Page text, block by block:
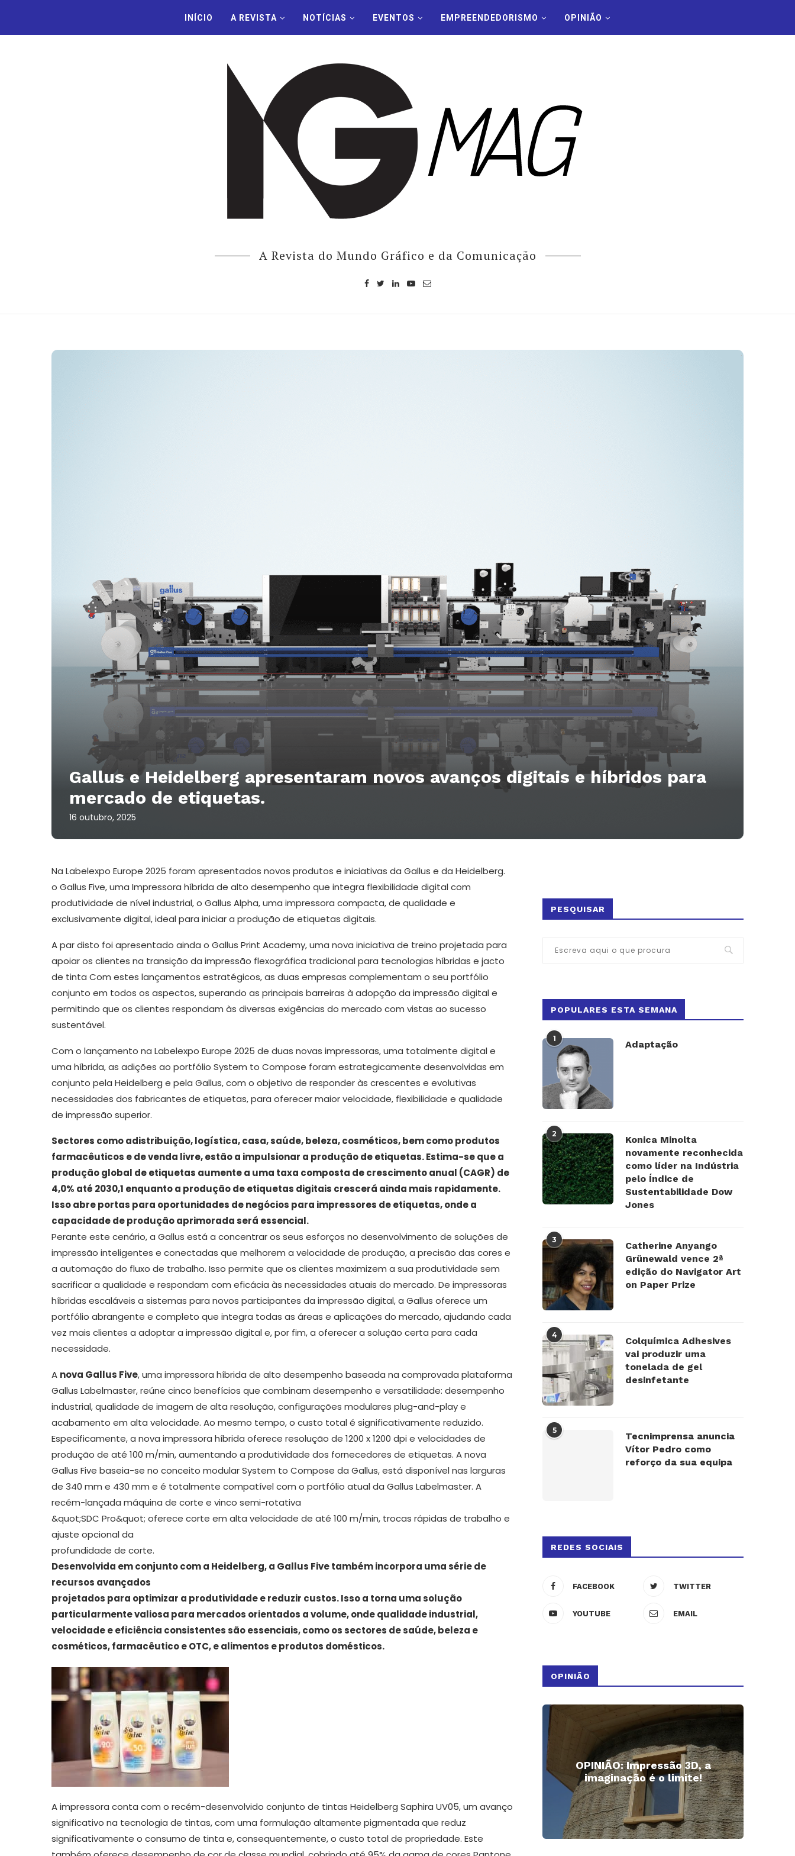
INÍCIO A REVISTA NOTÍCIAS EVENTOS EMPREENDEDORISMO OPINIÃO
A Revista do Mundo Gráfico e da Comunicação
Gallus e Heidelberg apresentaram novos avanços digitais e híbridos para
mercado de etiquetas.
16 outubro, 2025
Na Labelexpo Europe 2025 foram apresentados novos produtos e iniciativas da Gallus e da Heidelberg.
o Gallus Five, uma Impressora híbrida de alto desempenho que integra flexibilidade digital com
produtividade de nível industrial, o Gallus Alpha, uma impressora compacta, de qualidade e
exclusivamente digital, ideal para iniciar a produção de etiquetas digitais.
A par disto foi apresentado ainda o Gallus Print Academy, uma nova iniciativa de treino projetada para
apoiar os clientes na transição da impressão flexográfica tradicional para tecnologias híbridas e jacto
de tinta Com estes lançamentos estratégicos, as duas empresas complementam o seu portfólio
conjunto em todos os aspectos, superando as principais barreiras à adopção da impressão digital e
permitindo que os clientes respondam às diversas exigências do mercado com vistas ao sucesso
sustentável.
Com o lançamento na Labelexpo Europe 2025 de duas novas impressoras, uma totalmente digital e
uma híbrida, as adições ao portfólio System to Compose foram estrategicamente desenvolvidas em
conjunto pela Heidelberg e pela Gallus, com o objetivo de responder às crescentes e evolutivas
necessidades dos fabricantes de etiquetas, para oferecer maior velocidade, flexibilidade e qualidade
de impressão superior.
Sectores como adistribuição, logística, casa, saúde, beleza, cosméticos, bem como produtos
farmacêuticos e de venda livre, estão a impulsionar a produção de etiquetas. Estima-se que a
produção global de etiquetas aumente a uma taxa composta de crescimento anual (CAGR) de
4,0% até 2030,1 enquanto a produção de etiquetas digitais crescerá ainda mais rapidamente.
Isso abre portas para oportunidades de negócios para impressores deetiquetas, onde a
capacidade de produção aprimorada será essencial.
Perante este cenário, a Gallus está a concentrar os seus esforços no desenvolvimento de soluções de
impressão inteligentes e conectadas que melhorem a velocidade de produção, a precisão das cores e
a automação do fluxo de trabalho. Isso permite que os clientes maximizem a sua produtividade sem
sacrificar a qualidade e respondam com eficácia às necessidades atuais do mercado. De impressoras
híbridas escaláveis a sistemas para novos participantes da impressão digital, a Gallus oferece um
portfólio abrangente e completo que integra todas as áreas e aplicações do mercado, ajudando cada
vez mais clientes a adoptar a impressão digital e, por fim, a oferecer a solução certa para cada
necessidade.
A nova Gallus Five, uma impressora híbrida de alto desempenho baseada na comprovada plataforma
Gallus Labelmaster, reúne cinco benefícios que combinam desempenho e versatilidade: desempenho
industrial, qualidade de imagem de alta resolução, configurações modulares plug-and-play e
acabamento em alta velocidade. Ao mesmo tempo, o custo total é significativamente reduzido.
Especificamente, a nova impressora híbrida oferece resolução de 1200 x 1200 dpi e velocidades de
produção de até 100 m/min, aumentando a produtividade dos fornecedores de etiquetas. A nova
Gallus Five baseia-se no conceito modular System to Compose da Gallus, está disponível nas larguras
de 340 mm e 430 mm e é totalmente compatível com o portfólio atual da Gallus Labelmaster. A
recém-lançada máquina de corte e vinco semi-rotativa
&quot;SDC Pro&quot; oferece corte em alta velocidade de até 100 m/min, trocas rápidas de trabalho e
ajuste opcional da
profundidade de corte.
Desenvolvida em conjunto com a Heidelberg, a Gallus Five também incorpora uma série de
recursos avançados
projetados para optimizar a produtividade e reduzir custos. Isso a torna uma solução
particularmente valiosa para mercados orientados a volume, onde qualidade industrial,
velocidade e eficiência consistentes sãoessenciais, como os sectores de saúde, beleza e
cosméticos, farmacêutico e OTC, e alimentos e produtos domésticos.
A impressora conta com o recém-desenvolvido conjunto de tintas Heidelberg Saphira UV05, um avanço
significativo na tecnologia de tintas, com uma formulação altamente pigmentada que reduz
significativamente o consumo de tinta e, consequentemente, o custo total de propriedade. Este
PESQUISAR
POPULARES ESTA SEMANA
1
Adaptação
2
Konica Minolta
novamente reconhecida
como líder na Indústria
pelo Índice de
Sustentabilidade Dow
Jones
3
Catherine Anyango
Grünewald vence 2ª
edição do Navigator Art
on Paper Prize
4
Colquímica Adhesives
vai produzir uma
tonelada de gel
desinfetante
5
Tecnimprensa anuncia
Vítor Pedro como
reforço da sua equipa
REDES SOCIAIS
FACEBOOK TWITTER
YOUTUBE EMAIL
OPINIÃO
OPINIÃO: Impressão 3D, a
imaginação é o limite!